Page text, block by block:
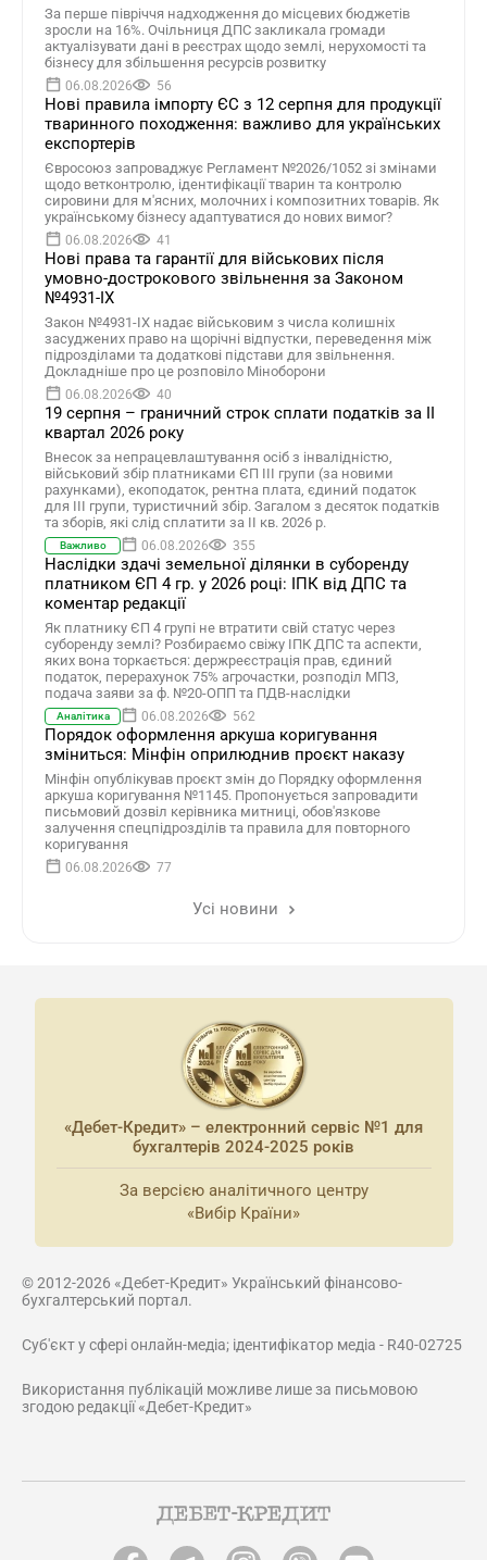
За перше півріччя надходження до місцевих бюджетів
зросли на 16%. Очільниця ДПС закликала громади
актуалізувати дані в реєстрах щодо землі, нерухомості та
бізнесу для збільшення ресурсів розвитку
06.08.2026 56
Нові правила імпорту ЄС з 12 серпня для продукції
тваринного походження: важливо для українських
експортерів
Євросоюз запроваджує Регламент №2026/1052 зі змінами
щодо ветконтролю, ідентифікації тварин та контролю
сировини для м'ясних, молочних і композитних товарів. Як
українському бізнесу адаптуватися до нових вимог?
06.08.2026 41
Нові права та гарантії для військових після
умовно-дострокового звільнення за Законом
№4931-ІХ
Закон №4931-ІХ надає військовим з числа колишніх
засуджених право на щорічні відпустки, переведення між
підрозділами та додаткові підстави для звільнення.
Докладніше про це розповіло Міноборони
06.08.2026 40
19 серпня – граничний строк сплати податків за ІI
квартал 2026 року
Внесок за непрацевлаштування осіб з інвалідністю,
військовий збір платниками ЄП ІІІ групи (за новими
рахунками), екоподаток, рентна плата, єдиний податок
для III групи, туристичний збір. Загалом з десяток податків
та зборів, які слід сплатити за ІI кв. 2026 р.
Важливо 06.08.2026 355
Наслідки здачі земельної ділянки в суборенду
платником ЄП 4 гр. у 2026 році: ІПК від ДПС та
коментар редакції
Як платнику ЄП 4 групі не втратити свій статус через
суборенду землі? Розбираємо свіжу ІПК ДПС та аспекти,
яких вона торкається: держреєстрація прав, єдиний
податок, перерахунок 75% агрочастки, розподіл МПЗ,
подача заяви за ф. №20-ОПП та ПДВ-наслідки
Аналітика 06.08.2026 562
Порядок оформлення аркуша коригування
зміниться: Мінфін оприлюднив проєкт наказу
Мінфін опублікував проєкт змін до Порядку оформлення
аркуша коригування №1145. Пропонується запровадити
письмовий дозвіл керівника митниці, обов'язкове
залучення спецпідрозділів та правила для повторного
коригування
06.08.2026 77
Усі новини
«Дебет-Кредит» – електронний сервіс №1 для
бухгалтерів 2024-2025 років
За версією аналітичного центру
«Вибір Країни»
© 2012-2026 «Дебет-Кредит» Український фінансово-
бухгалтерський портал.
Суб'єкт у сфері онлайн-медіа; ідентифікатор медіа - R40-02725
Використання публікацій можливе лише за письмовою
згодою редакції «Дебет-Кредит»